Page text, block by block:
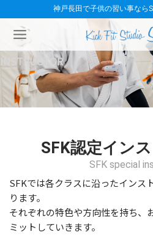
容
ッ
プ
神戸長田で子供の習い事なら
INSTRUCTOR
SFK認定イン
SFK special
SFKでは各クラスに沿ったインス
ります。
それぞれの特色や方向性を持ち、
ミットしていきます。